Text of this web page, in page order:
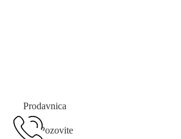
Prodavnica
Pozovite